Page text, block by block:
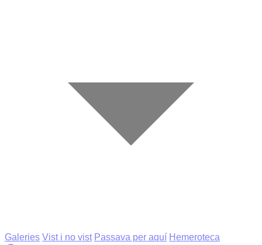
Galeries Vist i no vist Passava per aquí Hemeroteca